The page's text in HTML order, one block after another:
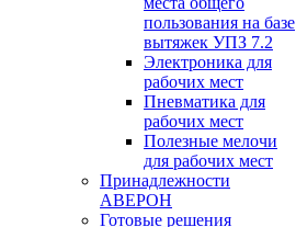
пользования на базе
вытяжек УПЗ 7.2
Электроника для
рабочих мест
Пневматика для
рабочих мест
Полезные мелочи
для рабочих мест
Принадлежности
АВЕРОН
Готовые решения